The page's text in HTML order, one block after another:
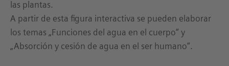
las plantas.
A partir de esta figura interactiva se pueden elaborar
los temas „Funciones del agua en el cuerpo“ y
„Absorción y cesión de agua en el ser humano“.